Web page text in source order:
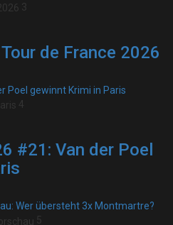
3
de France 2026
Poel gewinnt Krimi in Paris
4
#21: Van der Poel
Wer übersteht 3x Montmartre?
5